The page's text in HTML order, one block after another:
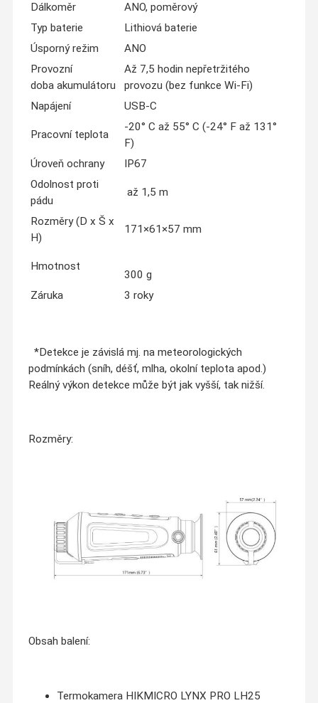
Dálkoměr
ANO, poměrový
Typ baterie
Lithiová baterie
Úsporný režim
ANO
Provozní
doba akumulátoru
Až 7,5 hodin nepřetržitého
provozu (bez funkce Wi-Fi)
Napájení
USB-C
Pracovní teplota
-20° C až 55° C (-24° F až 131°
F)
Úroveň ochrany
IP67
Odolnost proti
pádu
až 1,5 m
Rozměry (D x Š x
H)
171×61×57 mm
Hmotnost
300 g
Záruka
3 roky
*Detekce je závislá mj. na meteorologických
podmínkách (sníh, déšť, mlha, okolní teplota apod.)
Reálný výkon detekce může být jak vyšší, tak nižší.
Rozměry:
Obsah balení:
Termokamera HIKMICRO LYNX PRO LH25